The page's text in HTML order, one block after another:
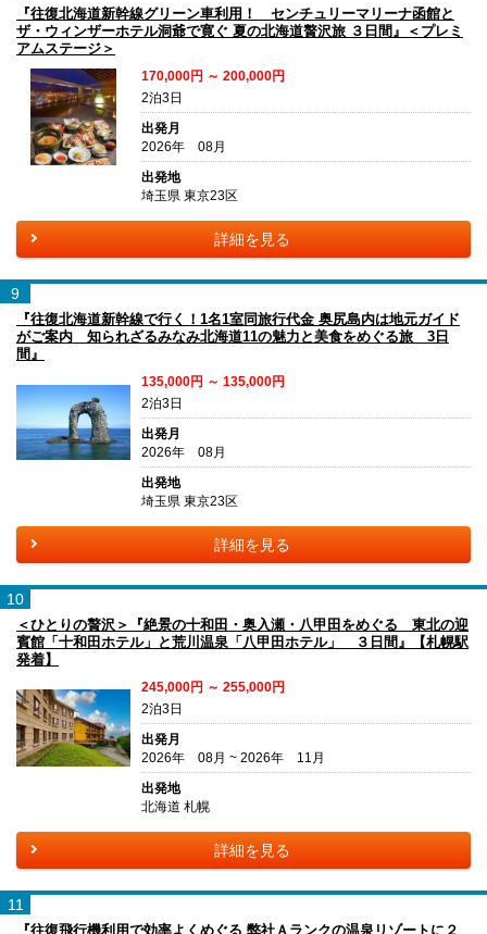
『往復北海道新幹線グリーン車利用！ センチュリーマリーナ函館と
ザ・ウィンザーホテル洞爺で寛ぐ 夏の北海道贅沢旅 ３日間』＜プレミ
アムステージ＞
170,000円 ～ 200,000円
2泊3日
出発月
2026年 08月
出発地
埼玉県 東京23区
詳細を見る
9
『往復北海道新幹線で行く！1名1室同旅行代金 奥尻島内は地元ガイド
がご案内 知られざるみなみ北海道11の魅力と美食をめぐる旅 3日
間』
135,000円 ～ 135,000円
2泊3日
出発月
2026年 08月
出発地
埼玉県 東京23区
詳細を見る
10
＜ひとりの贅沢＞『絶景の十和田・奥入瀬・八甲田をめぐる 東北の迎
賓館「十和田ホテル」と荒川温泉「八甲田ホテル」 ３日間』【札幌駅
発着】
245,000円 ～ 255,000円
2泊3日
出発月
2026年 08月 ~ 2026年 11月
出発地
北海道 札幌
詳細を見る
11
『往復飛行機利用で効率よくめぐる 弊社Ａランクの温泉リゾートに２